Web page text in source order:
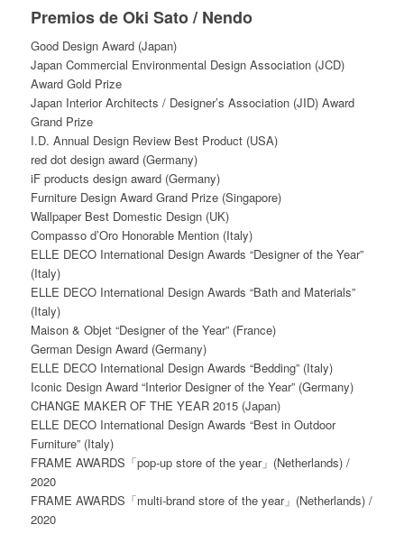
Premios de Oki Sato / Nendo
Good Design Award (Japan)
Japan Commercial Environmental Design Association (JCD)
Award Gold Prize
Japan Interior Architects / Designer’s Association (JID) Award
Grand Prize
I.D. Annual Design Review Best Product (USA)
red dot design award (Germany)
iF products design award (Germany)
Furniture Design Award Grand Prize (Singapore)
Wallpaper Best Domestic Design (UK)
Compasso d’Oro Honorable Mention (Italy)
ELLE DECO International Design Awards “Designer of the Year”
(Italy)
ELLE DECO International Design Awards “Bath and Materials”
(Italy)
Maison & Objet “Designer of the Year” (France)
German Design Award (Germany)
ELLE DECO International Design Awards “Bedding” (Italy)
Iconic Design Award “Interior Designer of the Year” (Germany)
CHANGE MAKER OF THE YEAR 2015 (Japan)
ELLE DECO International Design Awards “Best in Outdoor
Furniture” (Italy)
FRAME AWARDS「pop-up store of the year」(Netherlands) /
2020
FRAME AWARDS「multi-brand store of the year」(Netherlands) /
2020